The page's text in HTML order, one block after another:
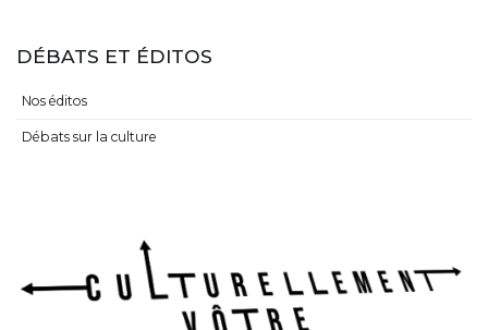
DÉBATS ET ÉDITOS
Nos éditos
Débats sur la culture